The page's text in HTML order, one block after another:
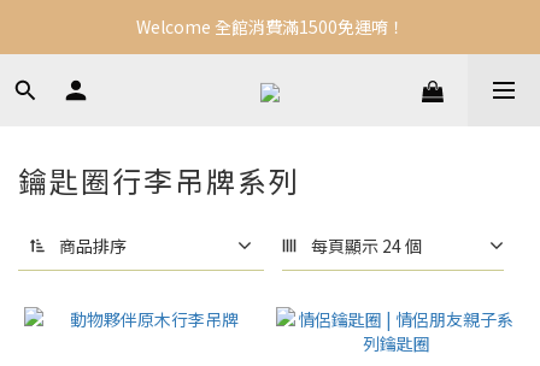
Welcome 全館消費滿1500免運唷！
鑰匙圈行李吊牌系列
商品排序 每頁顯示 24 個